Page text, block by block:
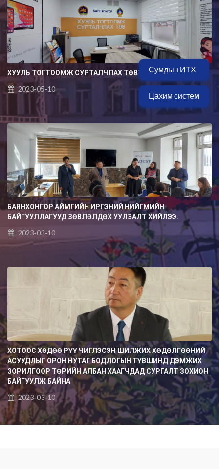
ХУУЛЬ ТОГТООМЖ СУРТАЛЧЛАХ ТӨВТЭЙ БОЛОВ
2023-05-10
БАЯНХОНГОР АЙМГИЙН ИРГЭНИЙ НИЙГМИЙН
БАЙГУУЛЛАГУУД ЗӨВЛӨЛДӨХ УУЛЗАЛТ ХИЙЛЭЭ.
2023-03-10
ХОТООС ХӨДӨӨ РҮҮ ЧИГЛЭСЭН ШИЛЖИХ ХӨДӨЛГӨӨНИЙ
АСУУДЛЫГ ОРОН НУТАГ БОДЛОГЫН ТҮВШИНД ДЭМЖИХ
ЗОРИЛГООР ТӨРИЙН АЛБАН ХААГЧДАД СУРГАЛТ ЗОХИОН
БАЙГУУЛЖ БАЙНА
2023-03-10
Сумдын ИТХ
Цахим систем